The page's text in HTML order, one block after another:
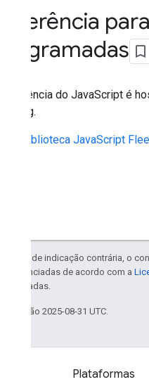
Referência
programadas
A referência do JavaScript é
Tracking.
Biblioteca JavaScript
caso de indicação contrária, o
licenciadas de acordo com a
ou afiliadas.
2025-08-31 UTC.
Plataformas